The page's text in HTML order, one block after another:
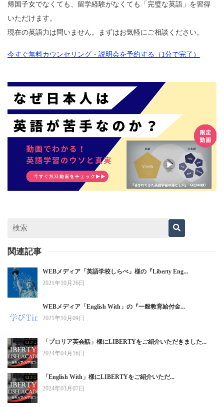
帰国子女でなくても、留学経験がなくても「完璧な英語」を習得
いただけます。
現在の英語力は問いません。まずはお気軽にご相談ください。
今すぐ無料カウンセリング・説明会を予約する（1分で完了）
関連記事
WEBメディア「英語学校しらべ」様の『Liberty Eng...
2021年10月26日
WEBメディア「English With」の『一般教育給付金...
2021年10月09日
「プロリア英会話」様にLIBERTYをご紹介いただきました...
2024年04月16日
「English With」様にLIBERTYをご紹介いただ...
2024年03月07日